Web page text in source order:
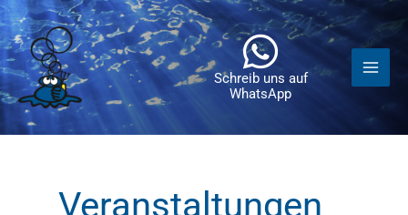
Zum
Inhalt
springen
Schreib uns auf
WhatsApp
Veranstaltungen